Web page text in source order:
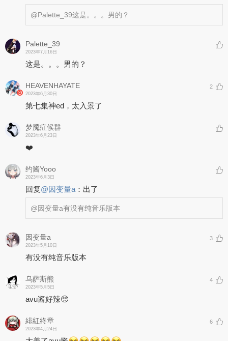
@Palette_39这是。。。男的？
Palette_39
2023年7月16日
这是。。。男的？
HEAVENHAYATE
2023年6月30日
2
第七集神ed，太入景了
梦魇症候群
2023年6月23日
❤️
约酱Yooo
2023年6月3日
回复@因变量a ： 出了
@因变量a有没有纯音乐版本
因变量a
2023年5月10日
3
有没有纯音乐版本
乌萨斯熊
2023年5月5日
4
avu酱好辣🥺
緋紅終章
2023年4月24日
6